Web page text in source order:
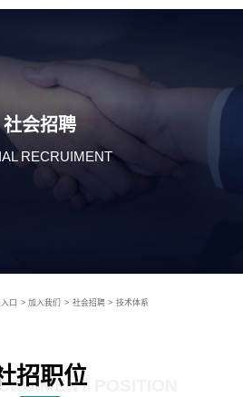
社会招聘
RECRUIMENT
口 > 加入我们 > 社会招聘 > 技术体系
招职位POSITION